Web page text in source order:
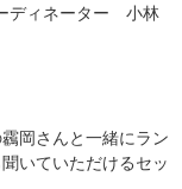
ディネーター 小林
岡さんと一緒にラン
いていただけるセッ